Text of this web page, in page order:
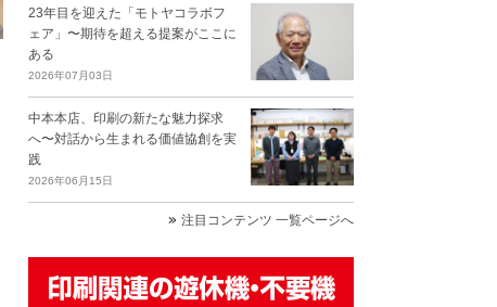
23年目を迎えた「モトヤコラボフ
ェア」〜期待を超える提案がここに
ある
2026年07月03日
中本本店、印刷の新たな魅力探求
へ〜対話から生まれる価値協創を実
践
2026年06月15日
注目コンテンツ 一覧ページへ